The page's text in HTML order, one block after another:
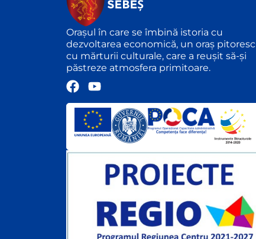
Orașul în care se îmbină istoria cu
dezvoltarea economică, un oraș pitoresc
cu mărturii culturale, care a reușit să-și
păstreze atmosfera primitoare.
F
c
b
o
Y
u
t
u
b